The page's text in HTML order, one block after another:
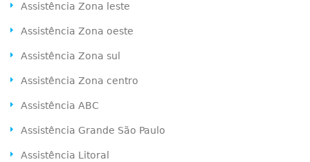
Assistência Zona leste
Assistência Zona oeste
Assistência Zona sul
Assistência Zona centro
Assistência ABC
Assistência Grande São Paulo
Assistência Litoral